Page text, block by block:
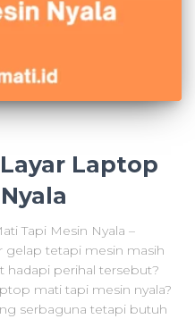
Laptop
Tapi Mesin Nyala –
gelap tetapi mesin masih
hadapi perihal tersebut?
mati tapi mesin nyala?
serbaguna tetapi butuh